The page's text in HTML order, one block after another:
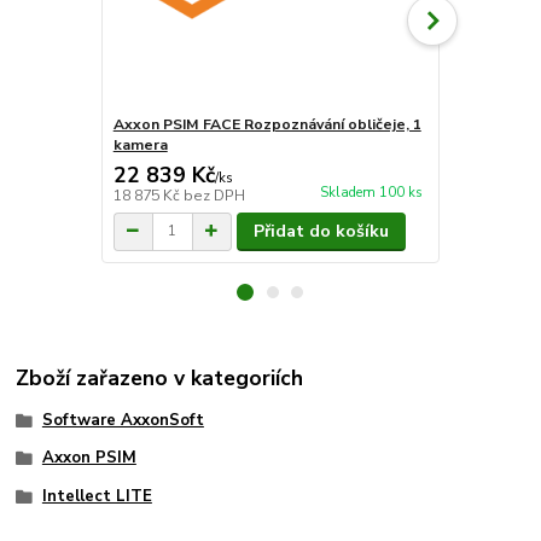
Axxon PSIM FACE Rozpoznávání obličeje, 1
kamera
22 839 Kč/ks
18 875 Kč bez DPH Skladem 100 ks
Přidat do košíku
Zboží zařazeno v kategoriích
Software AxxonSoft
Axxon PSIM
Intellect LITE